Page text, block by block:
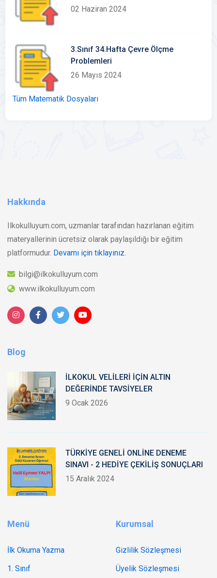
02 Haziran 2024
3.Sınıf 34.Hafta Çevre Ölçme
Problemleri
26 Mayıs 2024
Tüm Matematik Dosyaları
Hakkında
Ilkokulluyum.com, uzmanlar tarafından hazırlanan eğitim
materyallerinin ücretsiz olarak paylaşıldığı bir eğitim
platformudur. Devamı için tıklayınız.
bilgi@ilkokulluyum.com
www.ilkokulluyum.com
Blog
İLKOKUL VELİLERİ İÇİN ALTIN
DEĞERİNDE TAVSİYELER
9 Ocak 2026
TÜRKİYE GENELİ ONLİNE DENEME
SINAVI - 2 HEDİYE ÇEKİLİŞ SONUÇLARI
15 Aralık 2024
Menü
İlk Okuma Yazma
1. Sınıf
Kurumsal
Gizlilik Sözleşmesi
Üyelik Sözleşmesi